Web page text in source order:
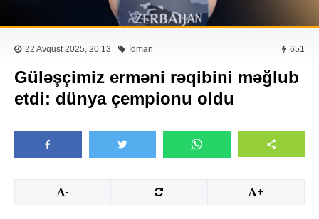
22 Avqust 2025, 20:13 İdman 651
Güləşçimiz erməni rəqibini məğlub
etdi: dünya çempionu oldu
- +